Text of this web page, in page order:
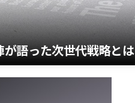
語った次世代戦略とは